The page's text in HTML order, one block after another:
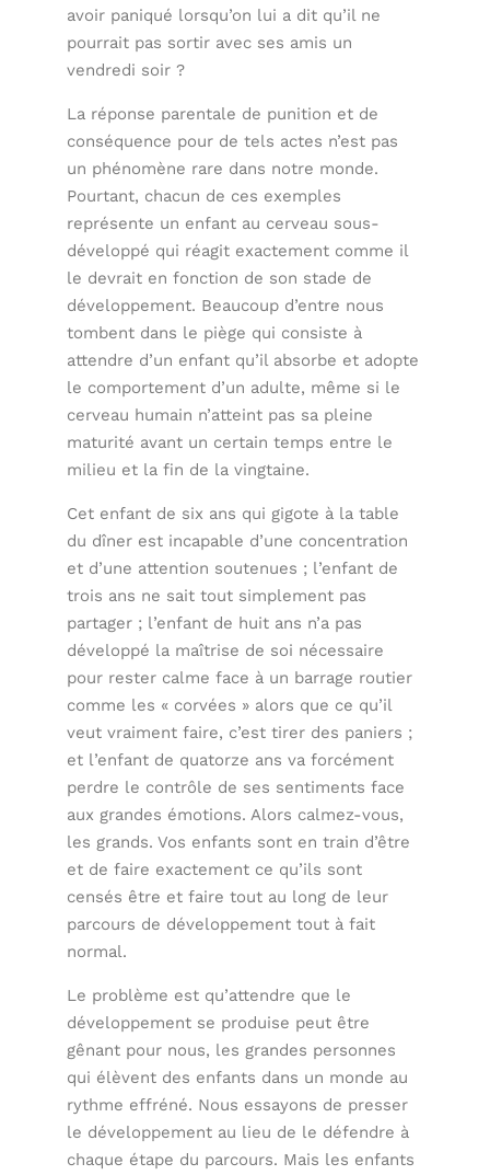
avoir paniqué lorsqu’on lui a dit qu’il ne
pourrait pas sortir avec ses amis un
vendredi soir ?
La réponse parentale de punition et de
conséquence pour de tels actes n’est pas
un phénomène rare dans notre monde.
Pourtant, chacun de ces exemples
représente un enfant au cerveau sous-
développé qui réagit exactement comme il
le devrait en fonction de son stade de
développement. Beaucoup d’entre nous
tombent dans le piège qui consiste à
attendre d’un enfant qu’il absorbe et adopte
le comportement d’un adulte, même si le
cerveau humain n’atteint pas sa pleine
maturité avant un certain temps entre le
milieu et la fin de la vingtaine.
Cet enfant de six ans qui gigote à la table
du dîner est incapable d’une concentration
et d’une attention soutenues ; l’enfant de
trois ans ne sait tout simplement pas
partager ; l’enfant de huit ans n’a pas
développé la maîtrise de soi nécessaire
pour rester calme face à un barrage routier
comme les « corvées » alors que ce qu’il
veut vraiment faire, c’est tirer des paniers ;
et l’enfant de quatorze ans va forcément
perdre le contrôle de ses sentiments face
aux grandes émotions. Alors calmez-vous,
les grands. Vos enfants sont en train d’être
et de faire exactement ce qu’ils sont
censés être et faire tout au long de leur
parcours de développement tout à fait
normal.
Le problème est qu’attendre que le
développement se produise peut être
gênant pour nous, les grandes personnes
qui élèvent des enfants dans un monde au
rythme effréné. Nous essayons de presser
le développement au lieu de le défendre à
chaque étape du parcours. Mais les enfants